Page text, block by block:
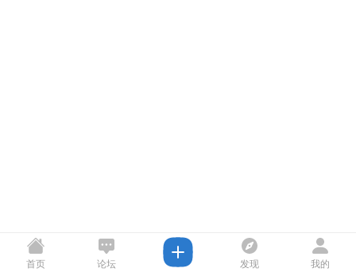
首页 论坛 发现 我的